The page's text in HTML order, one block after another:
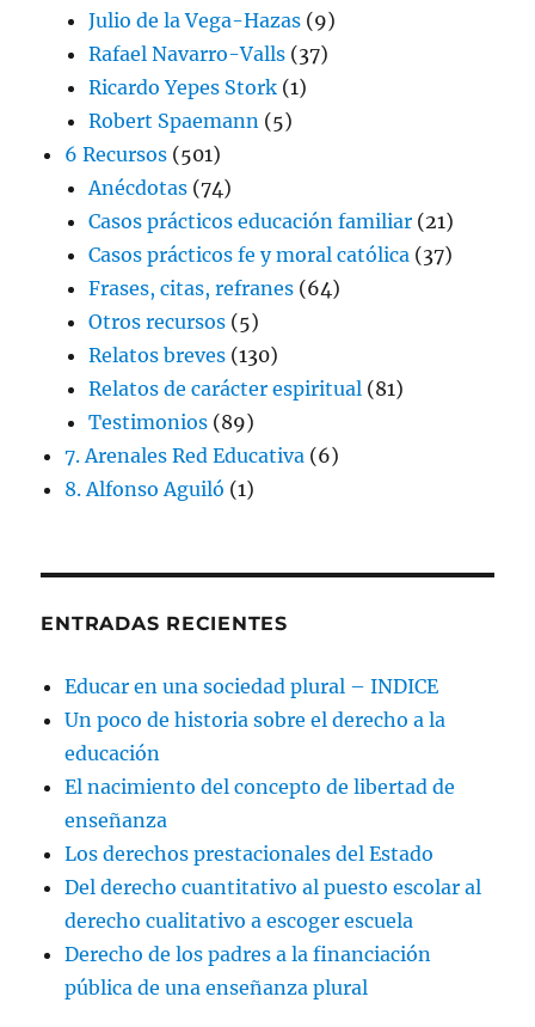
Julio de la Vega-Hazas (9)
Rafael Navarro-Valls (37)
Ricardo Yepes Stork (1)
Robert Spaemann (5)
6 Recursos (501)
Anécdotas (74)
Casos prácticos educación familiar (21)
Casos prácticos fe y moral católica (37)
Frases, citas, refranes (64)
Otros recursos (5)
Relatos breves (130)
Relatos de carácter espiritual (81)
Testimonios (89)
7. Arenales Red Educativa (6)
8. Alfonso Aguiló (1)
ENTRADAS RECIENTES
Educar en una sociedad plural – INDICE
Un poco de historia sobre el derecho a la
educación
El nacimiento del concepto de libertad de
enseñanza
Los derechos prestacionales del Estado
Del derecho cuantitativo al puesto escolar al
derecho cualitativo a escoger escuela
Derecho de los padres a la financiación
pública de una enseñanza plural